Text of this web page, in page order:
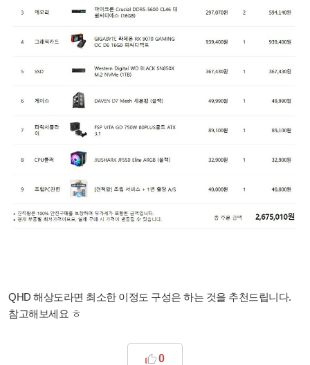
QHD 해상도라면 최소한 이정도 구성은 하는 것을 추천드립니다.
참고해보세요 ㅎ
0